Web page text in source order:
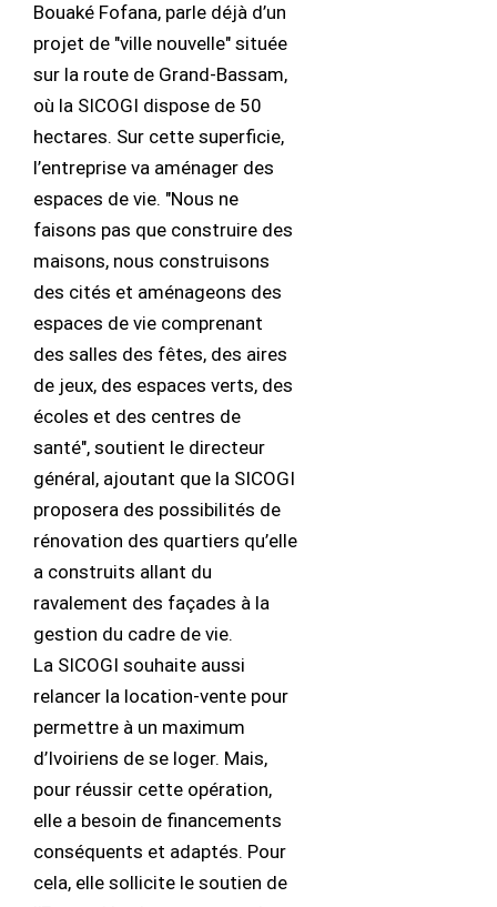
Bouaké Fofana, parle déjà d’un
projet de "ville nouvelle" située
sur la route de Grand-Bassam,
où la SICOGI dispose de 50
hectares. Sur cette superficie,
l’entreprise va aménager des
espaces de vie. "Nous ne
faisons pas que construire des
maisons, nous construisons
des cités et aménageons des
espaces de vie comprenant
des salles des fêtes, des aires
de jeux, des espaces verts, des
écoles et des centres de
santé", soutient le directeur
général, ajoutant que la SICOGI
proposera des possibilités de
rénovation des quartiers qu’elle
a construits allant du
ravalement des façades à la
gestion du cadre de vie.
La SICOGI souhaite aussi
relancer la location-vente pour
permettre à un maximum
d’Ivoiriens de se loger. Mais,
pour réussir cette opération,
elle a besoin de financements
conséquents et adaptés. Pour
cela, elle sollicite le soutien de